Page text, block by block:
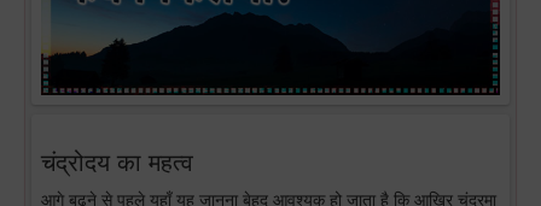
चंद्रोदय का महत्व
आगे बढ़ने से पहले यहाँ यह जानना बेहद आवश्यक हो जाता है कि आखिर चंद्रमा